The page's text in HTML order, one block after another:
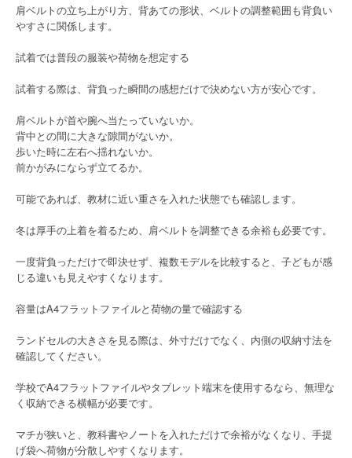
肩ベルトの立ち上がり方、背あての形状、ベルトの調整範囲も背負い
やすさに関係します。
試着では普段の服装や荷物を想定する
試着する際は、背負った瞬間の感想だけで決めない方が安心です。
肩ベルトが首や腕へ当たっていないか。
背中との間に大きな隙間がないか。
歩いた時に左右へ揺れないか。
前かがみにならず立てるか。
可能であれば、教材に近い重さを入れた状態でも確認します。
冬は厚手の上着を着るため、肩ベルトを調整できる余裕も必要です。
一度背負っただけで即決せず、複数モデルを比較すると、子どもが感
じる違いも見えやすくなります。
容量はA4フラットファイルと荷物の量で確認する
ランドセルの大きさを見る際は、外寸だけでなく、内側の収納寸法を
確認してください。
学校でA4フラットファイルやタブレット端末を使用するなら、無理な
く収納できる横幅が必要です。
マチが狭いと、教科書やノートを入れただけで余裕がなくなり、手提
げ袋へ荷物が分散しやすくなります。